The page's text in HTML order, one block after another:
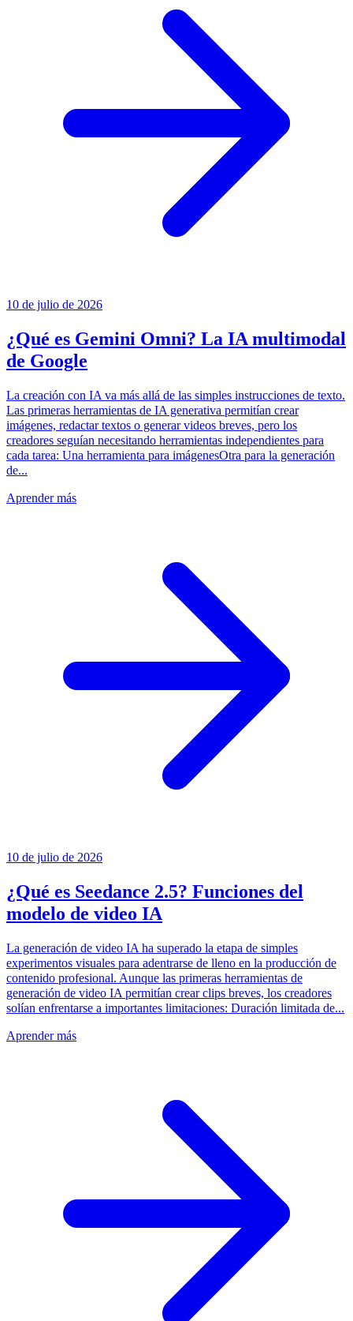
10 de julio de 2026
¿Qué es Gemini Omni? La IA multimodal
de Google
La creación con IA va más allá de las simples instrucciones de texto.
Las primeras herramientas de IA generativa permitían crear
imágenes, redactar textos o generar videos breves, pero los
creadores seguían necesitando herramientas independientes para
cada tarea: Una herramienta para imágenesOtra para la generación
de...
Aprender más
10 de julio de 2026
¿Qué es Seedance 2.5? Funciones del
modelo de video IA
La generación de video IA ha superado la etapa de simples
experimentos visuales para adentrarse de lleno en la producción de
contenido profesional. Aunque las primeras herramientas de
generación de video IA permitían crear clips breves, los creadores
solían enfrentarse a importantes limitaciones: Duración limitada de...
Aprender más